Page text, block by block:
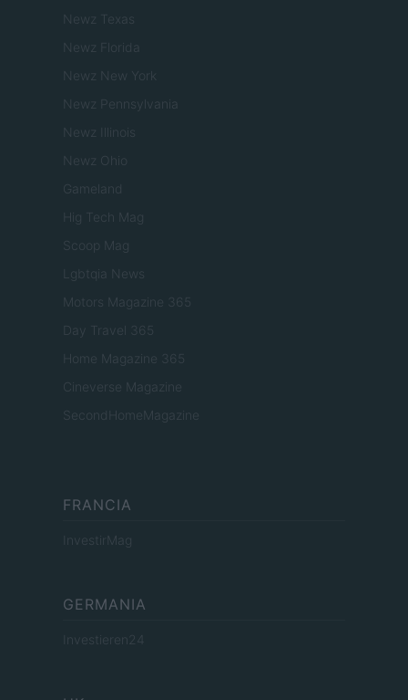
Newz Texas
Newz Florida
Newz New York
Newz Pennsylvania
Newz Illinois
Newz Ohio
Gameland
Hig Tech Mag
Scoop Mag
Lgbtqia News
Motors Magazine 365
Day Travel 365
Home Magazine 365
Cineverse Magazine
SecondHomeMagazine
FRANCIA
InvestirMag
GERMANIA
Investieren24